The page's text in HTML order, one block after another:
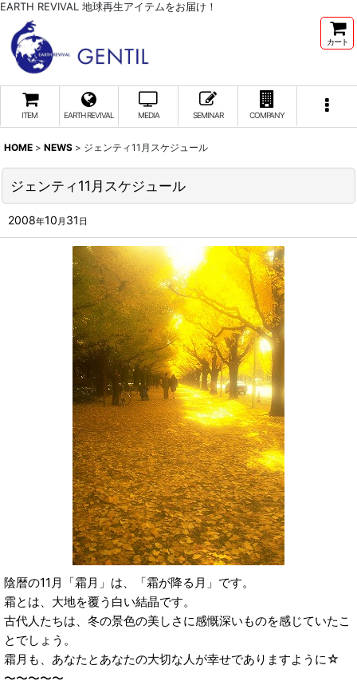
EARTH REVIVAL 地球再生アイテムをお届け！
カート
ITEM EARTH REVIVAL MEDIA SEMINAR COMPANY
HOME > NEWS > ジェンティ11月スケジュール
ジェンティ11月スケジュール
2008年10 月 31 日
陰暦の11月「霜月」は、「霜が降る月」です。
霜とは、大地を覆う白い結晶です。
古代人たちは、冬の景色の美しさに感慨深いものを感じていたこ
とでしょう。
霜月も、あなたとあなたの大切な人が幸せでありますように☆
〜〜〜〜〜